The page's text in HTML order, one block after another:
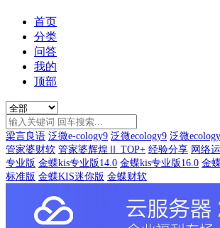
首页
分类
问答
我的
顶部
梁言良语 泛微e-cology9 泛微ecology9 泛微
管家婆财软 管家婆辉煌Ⅱ TOP+ 经验分享 网络
专业版 金蝶kis专业版14.0 金蝶kis专业版16.0 金
标准版 金蝶KIS迷你版 金蝶财软